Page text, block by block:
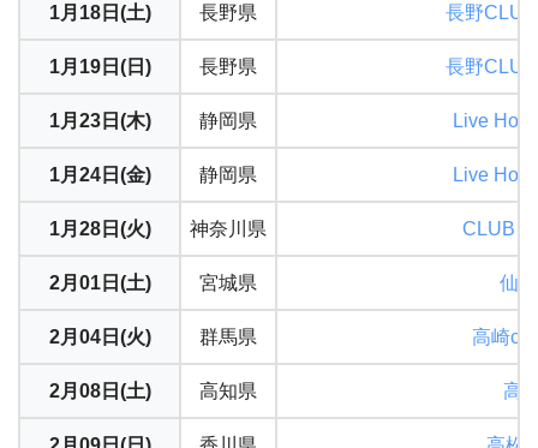
1月18日(土) 長野県 長野
1月19日(日) 長野県 長野
1月23日(木) 静岡県 Live
1月24日(金) 静岡県 Live
1月28日(火) 神奈川県 CLUB
2月01日(土) 宮城県 仙
2月04日(火) 群馬県 高崎
2月08日(土) 高知県 高